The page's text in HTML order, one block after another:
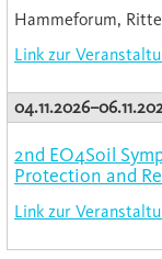
Hammeforum,
Link zur
2nd EO4Soil
Protection and
Link zur